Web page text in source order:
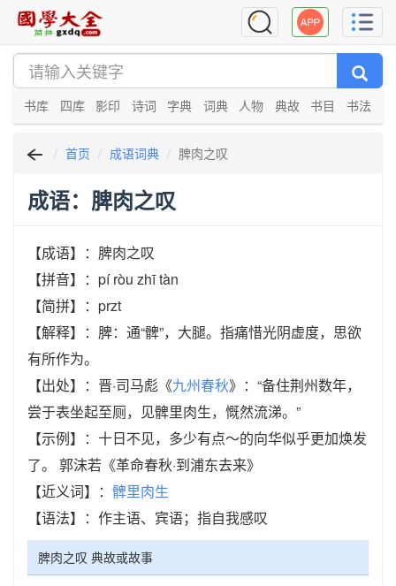
书库 四库 影印 诗词 字典 词典 人物 典故 书目 书法
首页 成语词典 脾肉之叹
成语：脾肉之叹
【成语】：脾肉之叹
【拼音】：pí ròu zhī tàn
【简拼】：przt
【解释】：脾：通“髀”，大腿。指痛惜光阴虚度，思欲
有所作为。
【出处】：晋·司马彪《九州春秋》：“备住荆州数年，
尝于表坐起至厕，见髀里肉生，慨然流涕。”
【示例】：十日不见，多少有点～的向华似乎更加焕发
了。 郭沫若《革命春秋·到浦东去来》
【近义词】： 髀里肉生
【语法】：作主语、宾语；指自我感叹
脾肉之叹 典故或故事